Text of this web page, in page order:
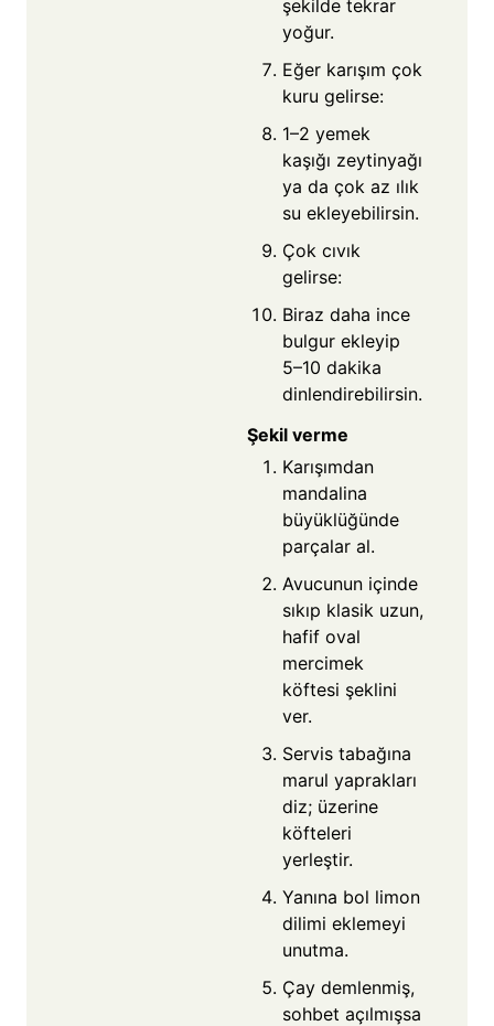
şekilde tekrar
yoğur.
Eğer karışım çok
kuru gelirse:
1–2 yemek
kaşığı zeytinyağı
ya da çok az ılık
su ekleyebilirsin.
Çok cıvık
gelirse:
Biraz daha ince
bulgur ekleyip
5–10 dakika
dinlendirebilirsin.
Şekil verme
Karışımdan
mandalina
büyüklüğünde
parçalar al.
Avucunun içinde
sıkıp klasik uzun,
hafif oval
mercimek
köftesi şeklini
ver.
Servis tabağına
marul yaprakları
diz; üzerine
köfteleri
yerleştir.
Yanına bol limon
dilimi eklemeyi
unutma.
Çay demlenmiş,
sohbet açılmışsa